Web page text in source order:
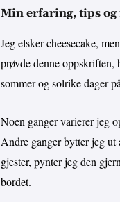
Min erfaring, tips
Jeg elsker cheesecake,
prøvde denne oppskriften,
sommer og solrike dager
Noen ganger varierer jeg
Andre ganger bytter jeg
gjester, pynter jeg den
bordet.